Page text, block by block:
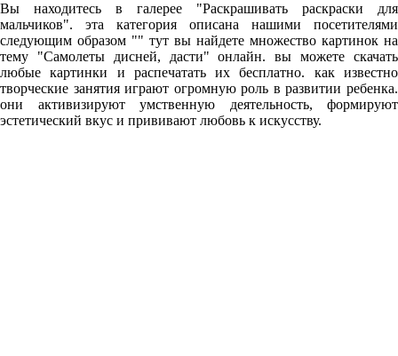
Вы находитесь в галерее "Раскрашивать раскраски для
мальчиков". эта категория описана нашими посетителями
следующим образом "" тут вы найдете множество картинок на
тему "Самолеты дисней, дасти" онлайн. вы можете скачать
любые картинки и распечатать их бесплатно. как известно
творческие занятия играют огромную роль в развитии ребенка.
они активизируют умственную деятельность, формируют
эстетический вкус и прививают любовь к искусству.